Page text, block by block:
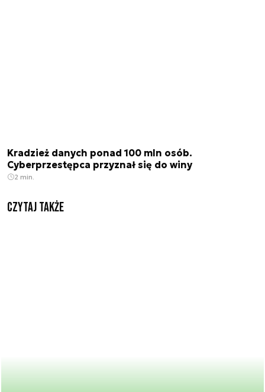
Kradzież danych ponad 100 mln osób.
Cyberprzestępca przyznał się do winy
2 min.
Czytaj także